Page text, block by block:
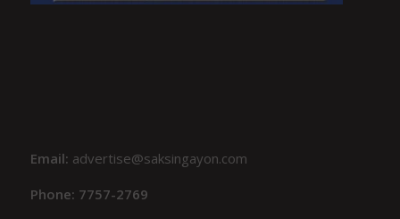
Email: advertise@saksingayon.com
Phone: 7757-2769